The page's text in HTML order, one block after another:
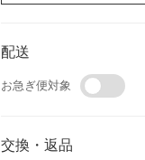
配送
お急ぎ便対象
交換・返品